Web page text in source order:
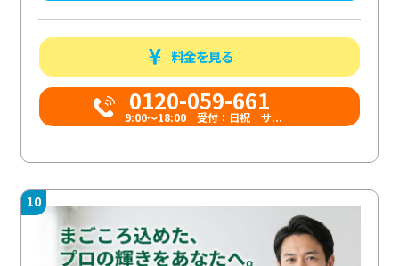
料金を見る
0120-059-661
9:00〜18:00 受付：日祝 サ...
10